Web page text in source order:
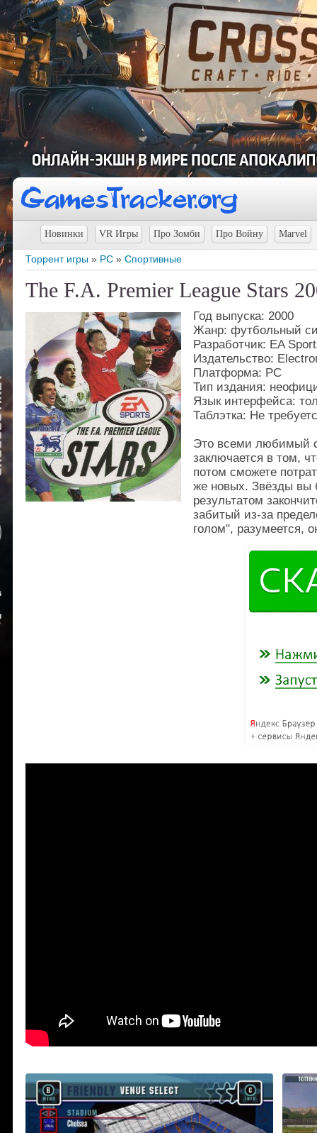
Новинки VR Игры Про Зомби Про Войну Marvel
Торрент игры » PC » Спортивные
The F.A. Premier League Stars
Год выпуска: 2000
Жанр: футбольный
Разработчик: EA
Издательство:
Платформа: PC
Тип издания:
Язык интерфейса:
Таблэтка: Не
Это всеми любимый
заключается в том,
потом сможете
же новых. Звёзды вы
результатом
забитый из-за
голом", разумеется,